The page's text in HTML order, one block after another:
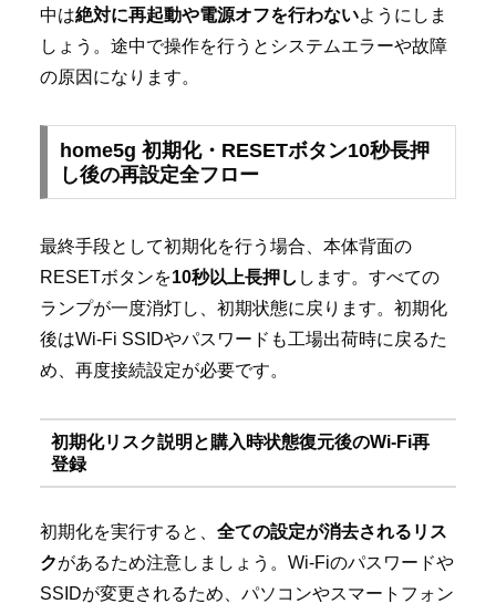
中は絶対に再起動や電源オフを行わないようにしま
しょう。途中で操作を行うとシステムエラーや故障
の原因になります。
home5g 初期化・RESETボタン10秒長押
し後の再設定全フロー
最終手段として初期化を行う場合、本体背面の
RESETボタンを10秒以上長押し します。すべての
ランプが一度消灯し、初期状態に戻ります。初期化
後はWi-Fi SSIDやパスワードも工場出荷時に戻るた
め、再度接続設定が必要です。
初期化リスク説明と購入時状態復元後のWi-Fi再
登録
初期化を実行すると、 全ての設定が消去されるリス
クがあるため注意しましょう。Wi-Fiのパスワードや
SSIDが変更されるため、パソコンやスマートフォン